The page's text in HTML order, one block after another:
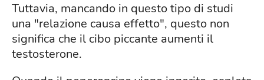
Tuttavia, mancando in questo tipo di studi
una "relazione causa effetto", questo non
significa che il cibo piccante aumenti il
testosterone.